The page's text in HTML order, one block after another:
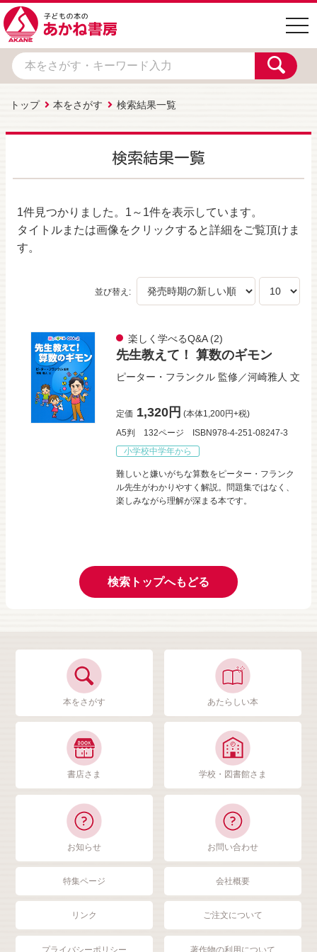
トップ 本をさがす 検索結果一覧
検索結果一覧
1件見つかりました。 1～1件を表示しています。
タイトルまたは画像をクリックすると詳細をご覧頂けま
す。
並び替え:
楽しく学べるQ&A(2)
先生教えて！ 算数のギモン
ピーター・フランクル 監修／河崎雅人 文
定価 1,320円 (本体1,200円+税)
A5判
132ページ
ISBN978-4-251-08247-3
小学校中学年から
難しいと嫌いがちな算数をピーター・フランク
ル先生がわかりやすく解説。問題集ではなく、
楽しみながら理解が深まる本です。
検索トップへもどる
本をさがす あたらしい本
書店さま 学校・図書館さま
お知らせ お問い合わせ
特集ページ 会社概要
リンク ご注文について
プライバシーポリシー 著作物の利用について